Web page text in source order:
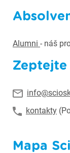
Alumni - náš
Zeptejte
kontakty
Mapa